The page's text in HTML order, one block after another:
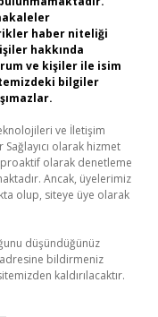
haber niteliği
hakkında
ve kişiler ile isim
bilgiler
ve İletişim
olarak hizmet
olarak denetleme
Ancak, üyelerimiz
olup, siteye üye olarak
düşündüğünüz
adresine bildirmeniz
kaldırılacaktır.